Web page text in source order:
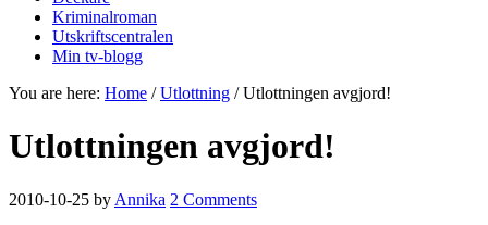
Kriminalroman
Utskriftscentralen
Min tv-blogg
You are here: Home / Utlottning /Utlottningen avgjord!
Utlottningen avgjord!
2010-10-25 by Annika 2 Comments